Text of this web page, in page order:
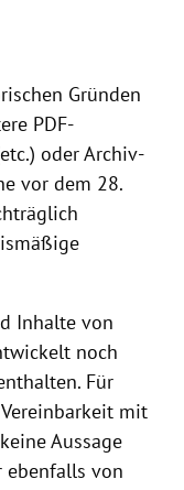
Gründen
PDF-
oder Archiv-
vor dem 28.
Inhalte von
noch
Für
mit
Aussage
ebenfalls von